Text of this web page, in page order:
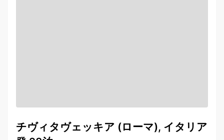
チヴィタヴェッキア (ローマ), イタリア